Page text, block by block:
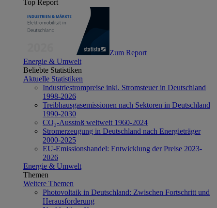
Top Report
Zum Report
Energie & Umwelt
Beliebte Statistiken
Aktuelle Statistiken
Industriestrompreise inkl. Stromsteuer in Deutschland
1998-2026
Treibhausgasemissionen nach Sektoren in Deutschland
1990-2030
CO₂-Ausstoß weltweit 1960-2024
Stromerzeugung in Deutschland nach Energieträger
2000-2025
EU-Emissionshandel: Entwicklung der Preise 2023-
2026
Energie & Umwelt
Themen
Weitere Themen
Photovoltaik in Deutschland: Zwischen Fortschritt und
Herausforderung